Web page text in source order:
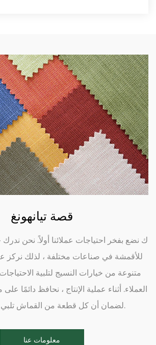
قصة تيانهونغ
ك نضع بفخر احتياجات عملائنا أولاً. نحن ندرك
للأقمشة في صناعات مختلفة ، لذلك نركز
متنوعة من خيارات النسيج لتلبية
العملاء. أثناء عملية الإنتاج ، نحافظ دائمًا
لضمان أن كل قطعة من القماش تلبي معايير عالية.
معلومات عنا